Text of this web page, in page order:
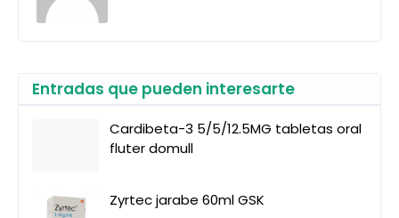
Entradas que pueden interesarte
Cardibeta-3 5/5/12.5MG tabletas oral
fluter domull
Zyrtec jarabe 60ml GSK